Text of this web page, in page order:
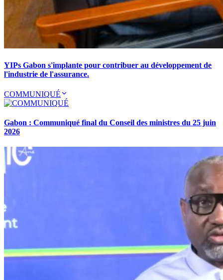
YIPs Gabon s'implante pour contribuer au développement de
l'industrie de l'assurance.
COMMUNIQUÉ
Gabon : Communiqué final du Conseil des ministres du 25 juin
2026